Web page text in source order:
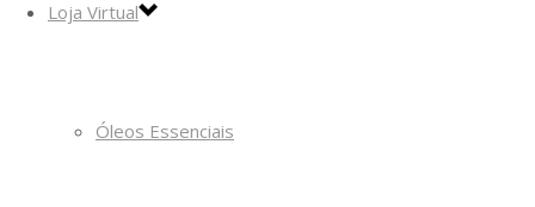
Loja Virtual
Óleos Essenciais